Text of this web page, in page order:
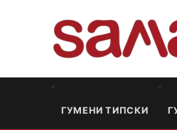
ГУМЕНИ ТИПСКИ